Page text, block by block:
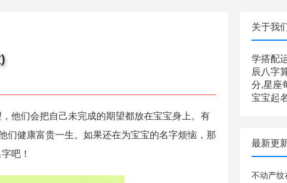
他们会把自己未完成的期望都放在宝宝身上。有
们健康富贵一生。如果还在为宝宝的名字烦恼，那
吧！
关于我
学搭配
辰八字
分,星座
宝宝起
最新更
不动产纹